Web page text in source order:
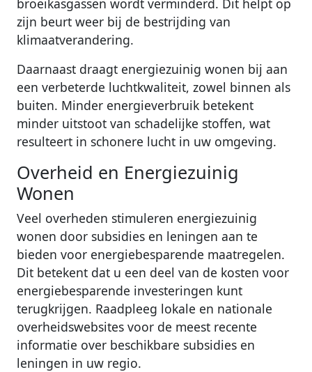
zijn beurt weer bij de bestrijding van
klimaatverandering.
Daarnaast draagt energiezuinig wonen bij aan
een verbeterde luchtkwaliteit, zowel binnen als
buiten. Minder energieverbruik betekent
minder uitstoot van schadelijke stoffen, wat
resulteert in schonere lucht in uw omgeving.
Overheid en Energiezuinig
Wonen
Veel overheden stimuleren energiezuinig
wonen door subsidies en leningen aan te
bieden voor energiebesparende maatregelen.
Dit betekent dat u een deel van de kosten voor
energiebesparende investeringen kunt
terugkrijgen. Raadpleeg lokale en nationale
overheidswebsites voor de meest recente
informatie over beschikbare subsidies en
leningen in uw regio.